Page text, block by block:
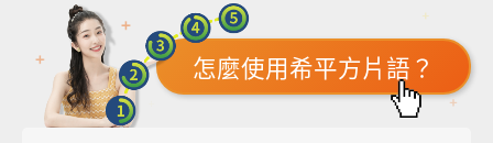
怎麼使用希平方片語？